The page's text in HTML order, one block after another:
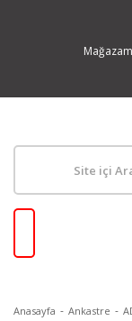
Anasayfa Ankastre